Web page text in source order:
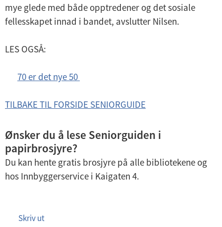
mye glede med både opptredener og det sosiale
fellesskapet innad i bandet, avslutter Nilsen.
LES OGSÅ:
70 er det nye 50
TILBAKE TIL FORSIDE SENIORGUIDE
Ønsker du å lese Seniorguiden i
papirbrosjyre?
Du kan hente gratis brosjyre på alle bibliotekene og
hos Innbyggerservice i Kaigaten 4.
Skriv ut